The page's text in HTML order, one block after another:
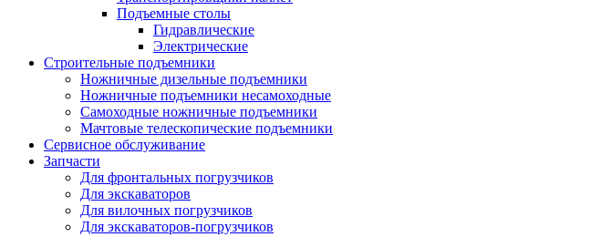
Подъемные столы
Гидравлические
Электрические
Строительные подъемники
Ножничные дизельные подъемники
Ножничные подъемники несамоходные
Самоходные ножничные подъемники
Мачтовые телескопические подъемники
Сервисное обслуживание
Запчасти
Для фронтальных погрузчиков
Для экскаваторов
Для вилочных погрузчиков
Для экскаваторов-погрузчиков